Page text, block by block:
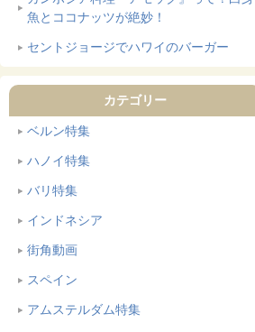
魚とココナッツが絶妙！
セントジョージでハワイのバーガー
カテゴリー
ベルン特集
ハノイ特集
バリ特集
インドネシア
街角動画
スペイン
アムステルダム特集